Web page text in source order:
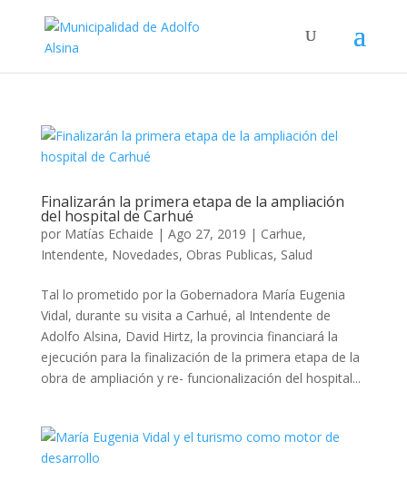
Finalizarán la primera etapa de la ampliación
del hospital de Carhué
por Matías Echaide | Ago 27, 2019 | Carhue,
Intendente, Novedades, Obras Publicas, Salud
Tal lo prometido por la Gobernadora María Eugenia
Vidal, durante su visita a Carhué, al Intendente de
Adolfo Alsina, David Hirtz, la provincia financiará la
ejecución para la finalización de la primera etapa de la
obra de ampliación y re- funcionalización del hospital...